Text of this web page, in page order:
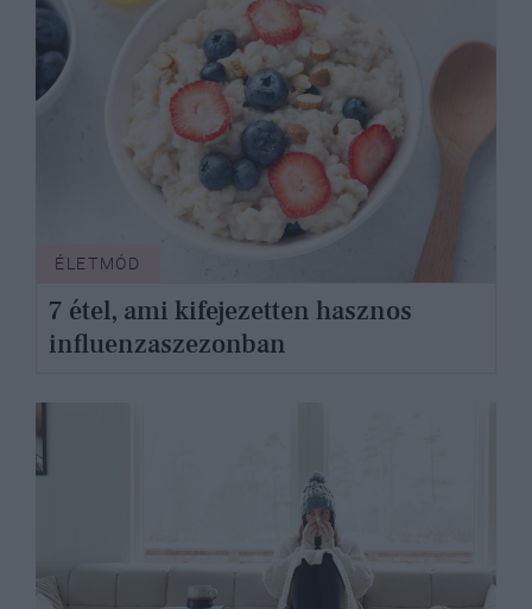
ÉLETMÓD
7 étel, ami kifejezetten hasznos
influenzaszezonban